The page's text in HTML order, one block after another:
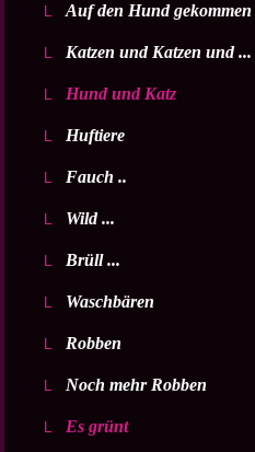
Auf den Hund gekommen
Katzen und Katzen und ...
Hund und Katz
Huftiere
Fauch ..
Wild ...
Brüll ...
Waschbären
Robben
Noch mehr Robben
Es grünt